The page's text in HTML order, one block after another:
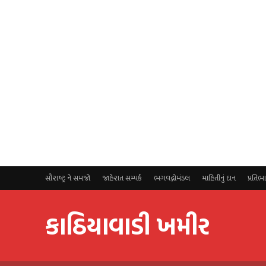
સૌરાષ્ટ્ર ને સમજો જાહેરાત સમ્પર્ક ભગવદ્ગોમંડલ માહિતીનું દાન
કાઠિયાવાડી ખમીર